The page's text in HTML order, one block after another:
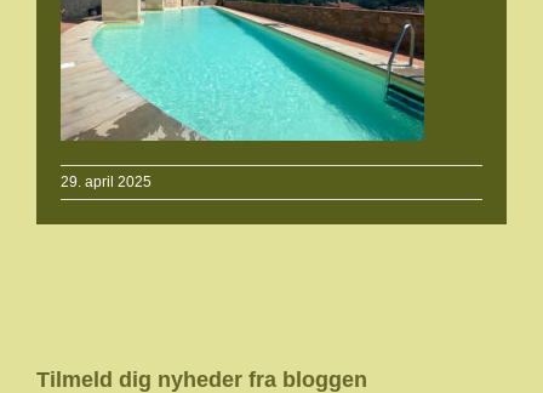
29. april 2025
Tilmeld dig nyheder fra bloggen